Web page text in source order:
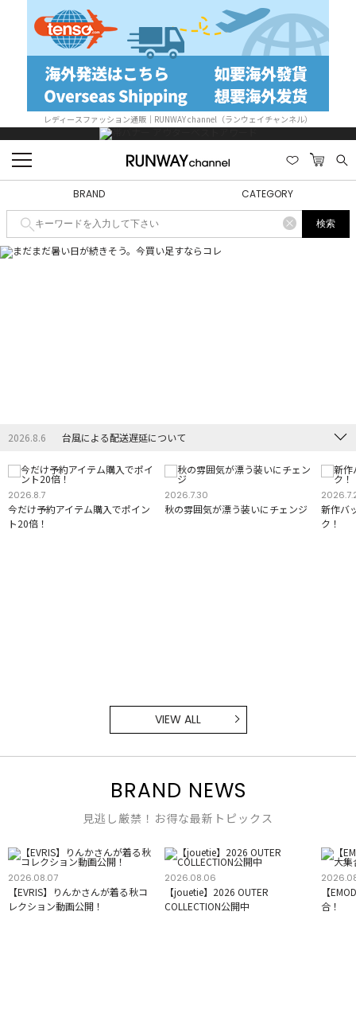
レディースファッション通販｜RUNWAY channel（ランウェイチャンネル）
BRAND CATEGORY
2026.8.6 台風による配送遅延について
2026.8.7
今だけ予約アイテム購入でポイン
ト20倍！
2026.7.30
秋の雰囲気が漂う装いにチェンジ
新作バ
ク！
VIEW ALL
BRAND NEWS
見逃し厳禁！お得な最新トピックス
2026.08.07
【EVRIS】りんかさんが着る秋コ
レクション動画公開！
2026.08.06
【jouetie】2026 OUTER
COLLECTION公開中
【
合！